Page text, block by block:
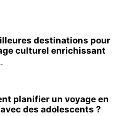
destinations pour
culturel enrichissant
-
planifier un voyage en
des adolescents ?